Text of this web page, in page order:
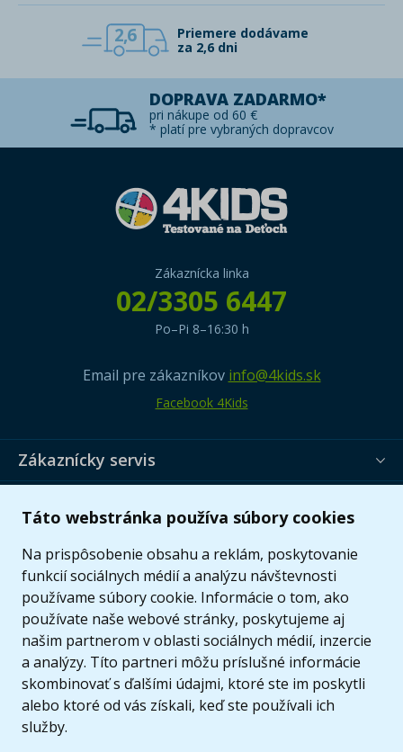
Táto webstránka používa súbory cookies
Na prispôsobenie obsahu a reklám, poskytovanie
funkcií sociálnych médií a analýzu návštevnosti
používame súbory cookie. Informácie o tom, ako
používate naše webové stránky, poskytujeme aj
našim partnerom v oblasti sociálnych médií, inzercie
a analýzy. Títo partneri môžu príslušné informácie
skombinovať s ďalšími údajmi, ktoré ste im poskytli
alebo ktoré od vás získali, keď ste používali ich
služby.
2,6
Priemere dodávame
za 2,6 dni
DOPRAVA ZADARMO*
pri nákupe od 60 €
* platí pre vybraných dopravcov
Zákaznícka linka
02/3305 6447
Po–Pi 8–16:30 h
Email pre zákazníkov info@4kids.sk
Facebook 4Kids
Zákaznícky servis